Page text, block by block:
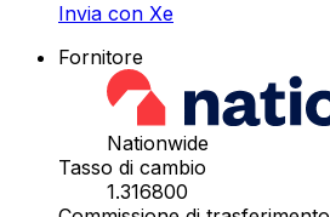
Invia con Xe
Fornitore
Nationwide
Tasso di cambio
1.316800